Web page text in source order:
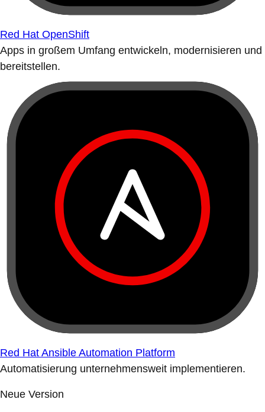
Red Hat OpenShift
Apps in großem Umfang entwickeln, modernisieren und
bereitstellen.
Red Hat Ansible Automation Platform
Automatisierung unternehmensweit implementieren.
Neue Version